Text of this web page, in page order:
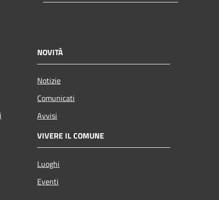
NOVITÀ
Notizie
Comunicati
Avvisi
VIVERE IL COMUNE
Luoghi
Eventi